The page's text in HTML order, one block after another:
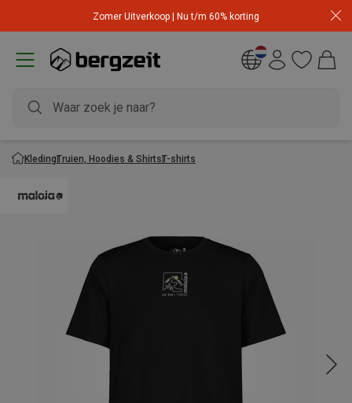
Zomer Uitverkoop | Nu t/m 60% korting
KledingTruien, Hoodies & ShirtsT-shirts